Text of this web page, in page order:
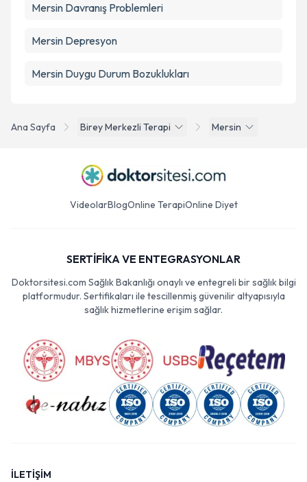
Ana Sayfa Birey Merkezli Terapi Mersin
Mersin Davranış Problemleri
Mersin Depresyon
Mersin Duygu Durum Bozuklukları
VideolarBlogOnline TerapiOnline Diyet
SERTİFİKA VE ENTEGRASYONLAR
Doktorsitesi.com Sağlık Bakanlığı onaylı ve entegreli bir sağlık bilgi
platformudur. Sertifikaları ile tescillenmiş güvenilir altyapısıyla
sağlık hizmetlerine erişim sağlar.
İLETİŞİM